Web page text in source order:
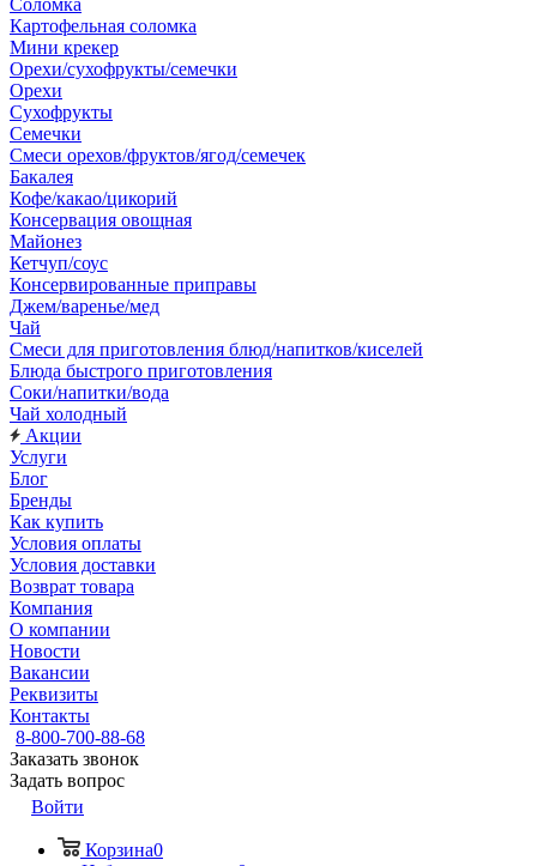
Соломка
Картофельная соломка
Мини крекер
Орехи/сухофрукты/семечки
Орехи
Сухофрукты
Семечки
Смеси орехов/фруктов/ягод/семечек
Бакалея
Кофе/какао/цикорий
Консервация овощная
Майонез
Кетчуп/соус
Консервированные приправы
Джем/варенье/мед
Чай
Смеси для приготовления блюд/напитков/киселей
Блюда быстрого приготовления
Соки/напитки/вода
Чай холодный
Акции
Услуги
Блог
Бренды
Как купить
Условия оплаты
Условия доставки
Возврат товара
Компания
О компании
Новости
Вакансии
Реквизиты
Контакты
8-800-700-88-68
Заказать звонок
Задать вопрос
Войти
Корзина0